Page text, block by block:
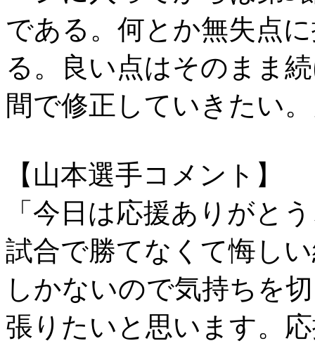
である。何とか無失点
る。良い点はそのまま
間で修正していきたい
【山本選手コメント】
「今日は応援ありがと
試合で勝てなくて悔し
しかないので気持ちを
張りたいと思います。